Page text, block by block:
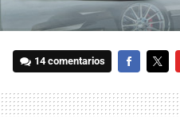
14 comentarios